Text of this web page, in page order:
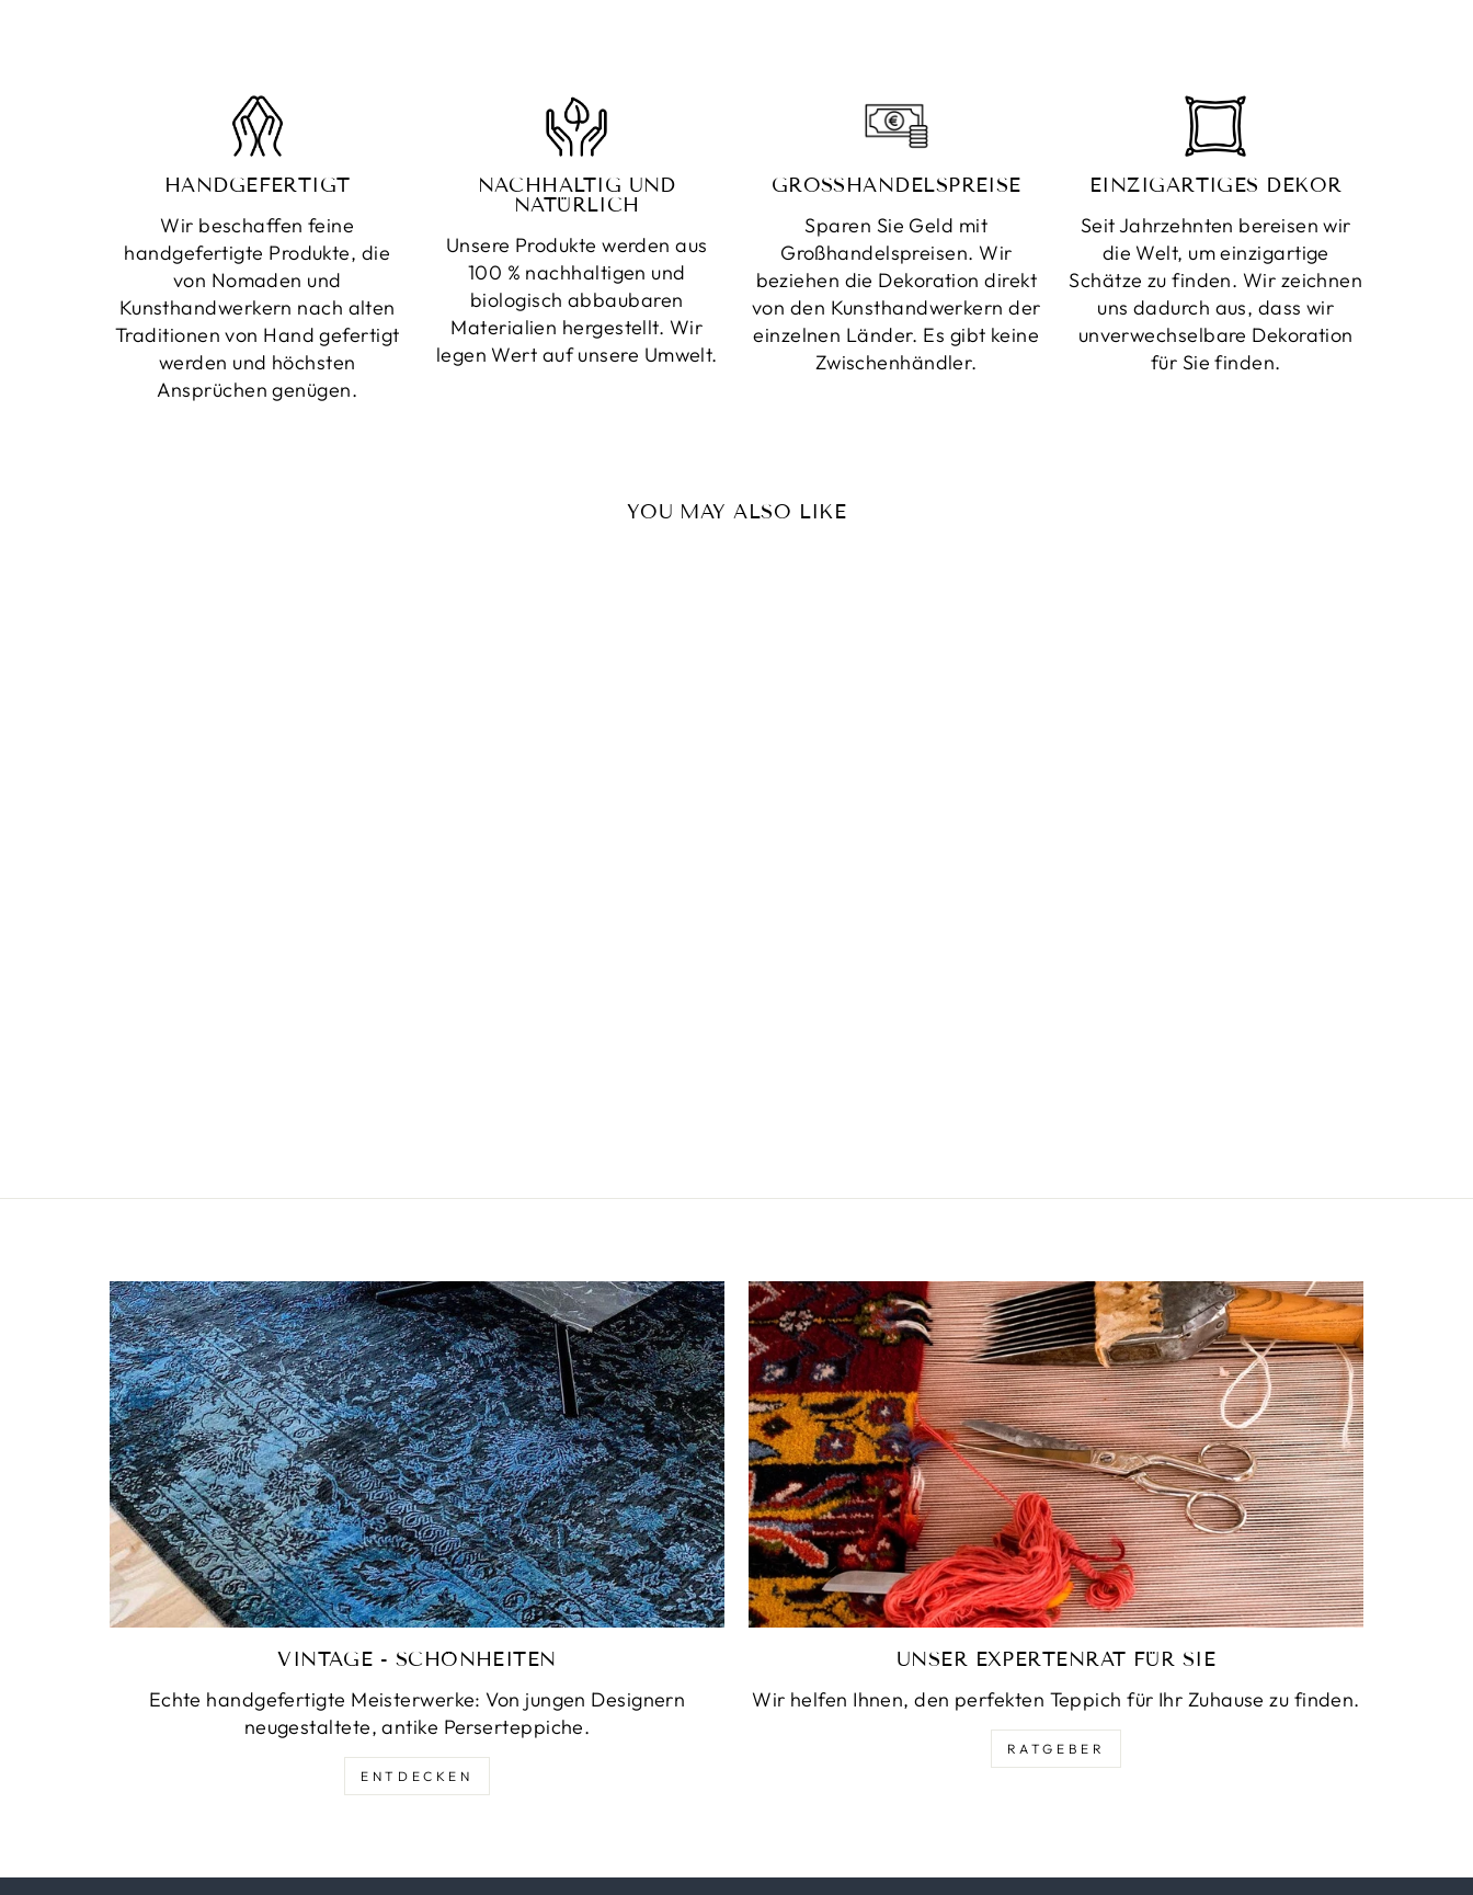
HANDGEFERTIGT
Wir beschaffen feine
handgefertigte Produkte, die
von Nomaden und
Kunsthandwerkern nach alten
Traditionen von Hand gefertigt
werden und höchsten
Ansprüchen genügen.
NACHHALTIG UND
NATÜRLICH
Unsere Produkte werden aus
100 % nachhaltigen und
biologisch abbaubaren
Materialien hergestellt. Wir
legen Wert auf unsere Umwelt.
GROSSHANDELSPREISE
Sparen Sie Geld mit
Großhandelspreisen. Wir
beziehen die Dekoration direkt
von den Kunsthandwerkern der
einzelnen Länder. Es gibt keine
Zwischenhändler.
EINZIGARTIGES DEKOR
Seit Jahrzehnten bereisen wir
die Welt, um einzigartige
Schätze zu finden. Wir zeichnen
uns dadurch aus, dass wir
unverwechselbare Dekoration
für Sie finden.
YOU MAY ALSO LIKE
VINTAGE - SCHÖNHEITEN
Echte handgefertigte Meisterwerke: Von jungen Designern
neugestaltete, antike Perserteppiche.
ENTDECKEN
UNSER EXPERTENRAT FÜR SIE
Wir helfen Ihnen, den perfekten Teppich für Ihr Zuhause zu finden.
RATGEBER